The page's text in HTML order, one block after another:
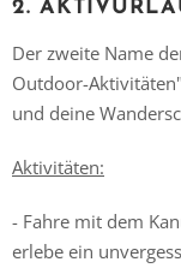
2.
Der zweite Name
Outdoor-
und deine
Aktivitäten:
- Fahre mit dem
erlebe ein